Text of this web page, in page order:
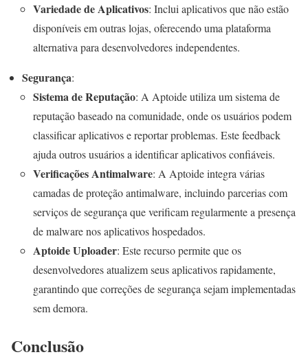
Variedade de Aplicativos: Inclui aplicativos que não estão
disponíveis em outras lojas, oferecendo uma plataforma
alternativa para desenvolvedores independentes.
Segurança:
Sistema de Reputação: A Aptoide utiliza um sistema de
reputação baseado na comunidade, onde os usuários podem
classificar aplicativos e reportar problemas. Este feedback
ajuda outros usuários a identificar aplicativos confiáveis.
Verificações Antimalware: A Aptoide integra várias
camadas de proteção antimalware, incluindo parcerias com
serviços de segurança que verificam regularmente a presença
de malware nos aplicativos hospedados.
Aptoide Uploader: Este recurso permite que os
desenvolvedores atualizem seus aplicativos rapidamente,
garantindo que correções de segurança sejam implementadas
sem demora.
Conclusão